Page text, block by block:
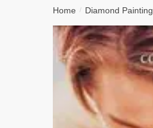
Home / Diamond Painting